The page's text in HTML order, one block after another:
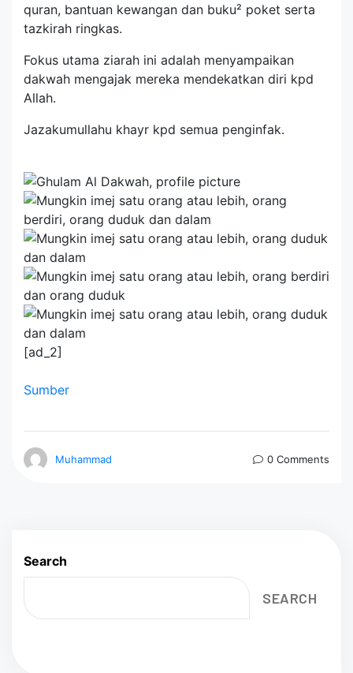
quran, bantuan kewangan dan buku² poket serta
tazkirah ringkas.
Fokus utama ziarah ini adalah menyampaikan
dakwah mengajak mereka mendekatkan diri kpd
Allah.
Jazakumullahu khayr kpd semua penginfak.
[ad_2]
Sumber
Muhammad 0 Comments
Search
SEARCH